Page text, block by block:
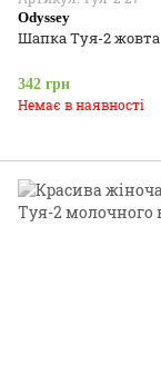
Odyssey
Шапка Туя-2 жовта
342 грн
Немає в наявності